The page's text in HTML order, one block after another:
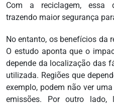
Com a reciclagem, essa
trazendo maior segurança
No entanto, os benefícios da
O estudo aponta que o
depende da localização das
utilizada. Regiões que
exemplo, podem não ver
emissões. Por outro lado,